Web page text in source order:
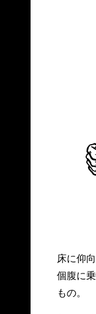
床に仰
個腹に
もの。